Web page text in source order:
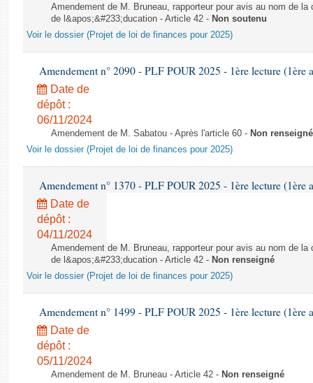
Amendement de M. Bruneau, rapporteur pour avis au nom de
de l&apos;&#233;ducation - Article 42 - Non soutenu
Voir le dossier (Projet de loi de finances pour 2025)
Amendement n° 2090 - PLF POUR 2025 - 1ère lecture (1ère
Date de
dépôt :
06/11/2024
Amendement de M. Sabatou - Après l'article 60 - Non renseigné
Voir le dossier (Projet de loi de finances pour 2025)
Amendement n° 1370 - PLF POUR 2025 - 1ère lecture (1ère
Date de
dépôt :
04/11/2024
Amendement de M. Bruneau, rapporteur pour avis au nom de
de l&apos;&#233;ducation - Article 42 - Non renseigné
Voir le dossier (Projet de loi de finances pour 2025)
Amendement n° 1499 - PLF POUR 2025 - 1ère lecture (1ère
Date de
dépôt :
05/11/2024
Amendement de M. Bruneau - Article 42 - Non renseigné